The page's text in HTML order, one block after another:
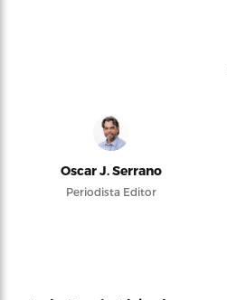
Oscar J. Serrano
Periodista Editor